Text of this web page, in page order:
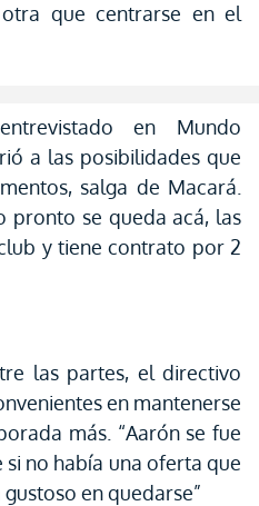
que centrarse en el
en Mundo
a las posibilidades que
salga de Macará.
pronto se queda acá, las
y tiene contrato por 2
las partes, el directivo
en mantenerse
más. “Aarón se fue
no había una oferta que
en quedarse”